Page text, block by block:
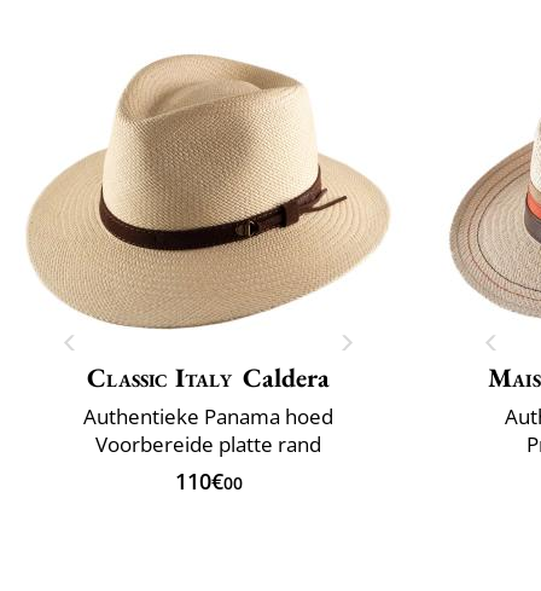
Classic Italy Caldera
Authentieke Panama hoed
Voorbereide platte rand
110€00